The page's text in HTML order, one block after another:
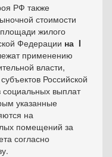
РФ также
стоимости
жилого
Федерации на I
применению
власти,
Российской
выплат
указанные
на
помещений за
согласно